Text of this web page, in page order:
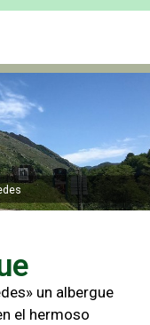
un albergue
el hermoso